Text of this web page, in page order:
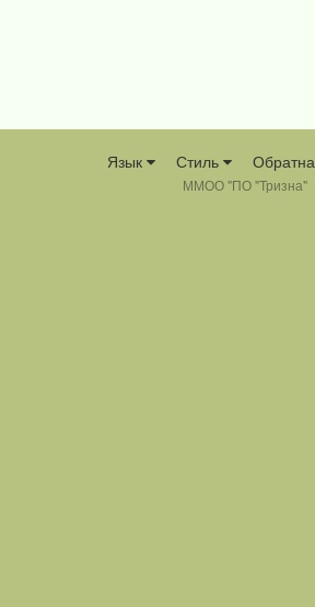
Язык Стиль
ММОО "ПО "Тризна"